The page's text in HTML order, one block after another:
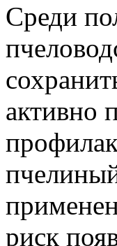
Среди
активно
риск